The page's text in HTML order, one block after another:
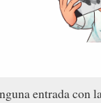
entrada con